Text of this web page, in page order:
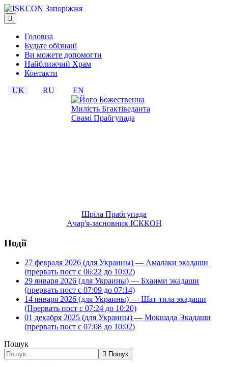
Головна
Будьте обізнані
Ви можете допомогти
Найближчий Храм
Контакти
UK
RU EN
Шріла Прабгупада
Ачар'я-засновник ІСККОН
Події
27 февраля 2026 (для Украины) — Амалаки экадаши
(прервать пост с 06:22 до 10:02)
29 января 2026 (для Украины) — Бхаими экадаши
(прервать пост с 07:09 до 07:14)
14 января 2026 (для Украины) — Шат-тила экадаши
(Прервать пост с 07:24 до 10:20)
01 декабря 2025 (для Украины) — Мокшада Экадаши
(прервать пост с 07:08 до 10:02)
Пошук
Пошук